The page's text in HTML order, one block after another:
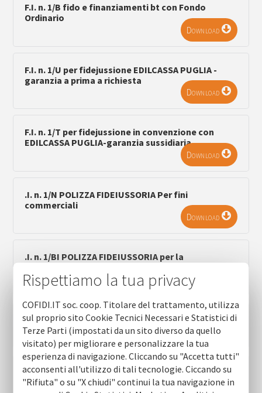
F.I. n. 1/B fido e finanziamenti bt con Fondo
Ordinario
Download
F.I. n. 1/U per fidejussione EDILCASSA PUGLIA -
garanzia a prima a richiesta
Download
F.I. n. 1/T per fidejussione in convenzione con
EDILCASSA PUGLIA-garanzia sussidiaria
Download
.I. n. 1/N POLIZZA FIDEIUSSORIA Per fini
commerciali
Download
.I. n. 1/BI POLIZZA FIDEIUSSORIA per la
Download
F.I. n. 1/AG ipotecario mlt con Fondo Ordinario
Download
F.I. n. 1/AH per finanziamenti mercato estero -
SIMEST - garanzia sino al 50%
Rispettiamo la tua privacy
COFIDI.IT soc. coop. Titolare del trattamento, utilizza
sul proprio sito Cookie Tecnici Necessari e Statistici di
Terze Parti (impostati da un sito diverso da quello
visitato) per migliorare e personalizzare la tua
esperienza di navigazione. Cliccando su "Accetta tutti"
acconsenti all'utilizzo di tali tecnologie. Ciccando su
"Rifiuta" o su "X chiudi" continui la tua navigazione in